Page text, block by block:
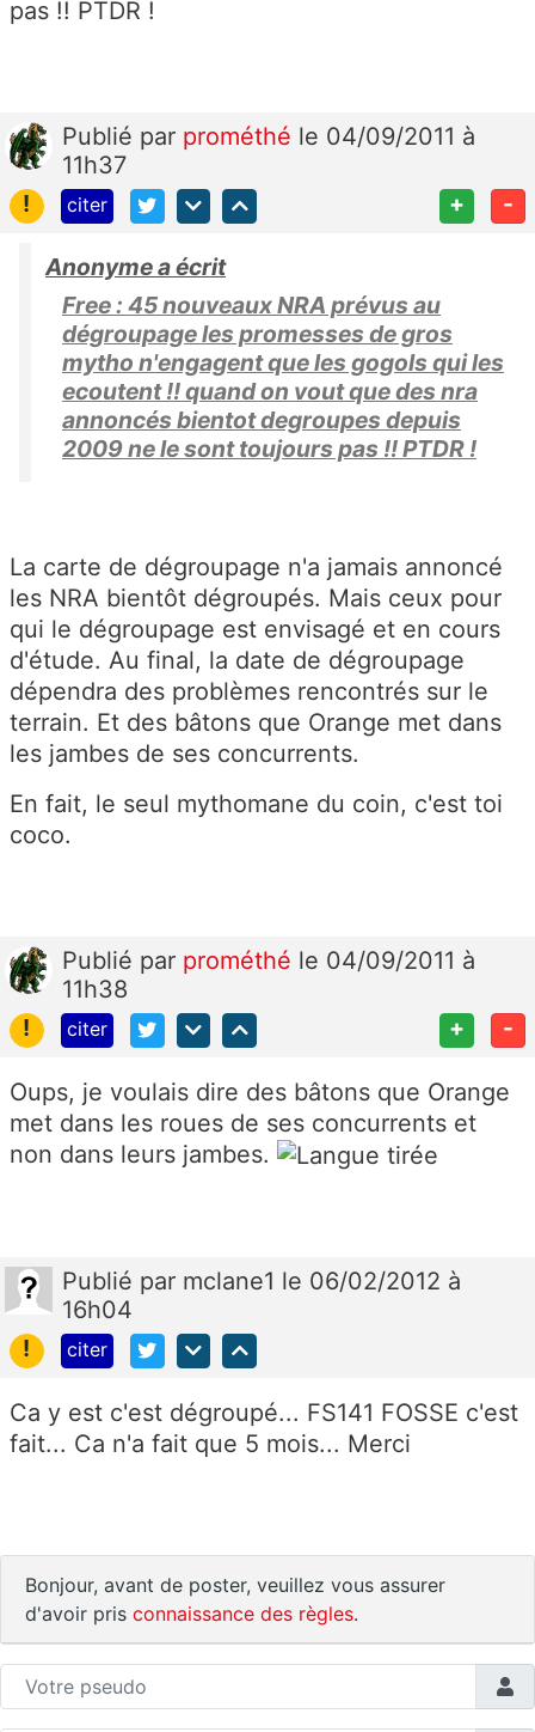
pas !! PTDR !
Publié par prométhé le 04/09/2011 à
11h37
!
citer + -
Anonyme a écrit
Free : 45 nouveaux NRA prévus au
dégroupage les promesses de gros
mytho n'engagent que les gogols qui les
ecoutent !! quand on vout que des nra
annoncés bientot degroupes depuis
2009 ne le sont toujours pas !! PTDR !
La carte de dégroupage n'a jamais annoncé
les NRA bientôt dégroupés. Mais ceux pour
qui le dégroupage est envisagé et en cours
d'étude. Au final, la date de dégroupage
dépendra des problèmes rencontrés sur le
terrain. Et des bâtons que Orange met dans
les jambes de ses concurrents.
En fait, le seul mythomane du coin, c'est toi
coco.
Publié par prométhé le 04/09/2011 à
11h38
!
citer + -
Oups, je voulais dire des bâtons que Orange
met dans les roues de ses concurrents et
non dans leurs jambes.
Publié par mclane1 le 06/02/2012 à
16h04
!
citer
Ca y est c'est dégroupé... FS141 FOSSE c'est
fait... Ca n'a fait que 5 mois... Merci
Bonjour, avant de poster, veuillez vous assurer
d'avoir pris connaissance des règles.